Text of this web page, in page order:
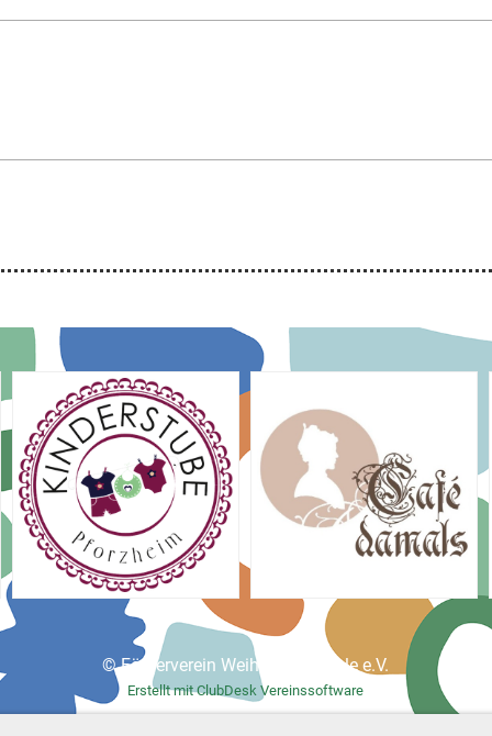
© Förderverein Weiherbergschule e.V.
Erstellt mit ClubDesk Vereinssoftware